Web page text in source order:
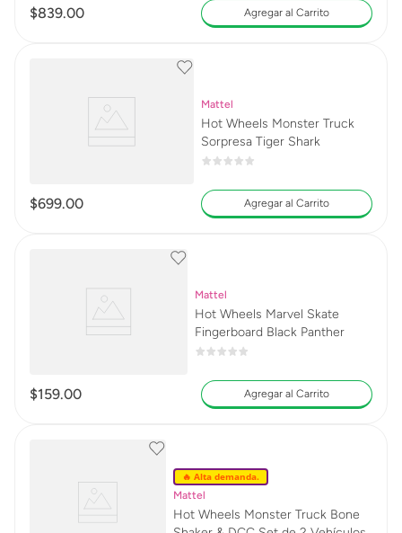
$839.00 Agregar al Carrito
Mattel
Hot Wheels Monster Truck
Sorpresa Tiger Shark
$699.00 Agregar al Carrito
Mattel
Hot Wheels Marvel Skate
Fingerboard Black Panther
$159.00 Agregar al Carrito
🔥 Alta demanda.
Mattel
Hot Wheels Monster Truck Bone